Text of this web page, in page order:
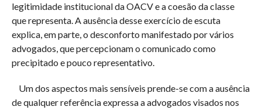
legitimidade institucional da OACV e a coesão da classe
que representa. A ausência desse exercício de escuta
explica, em parte, o desconforto manifestado por vários
advogados, que percepcionam o comunicado como
precipitado e pouco representativo.
Um dos aspectos mais sensíveis prende-se com a ausência
de qualquer referência expressa a advogados visados nos